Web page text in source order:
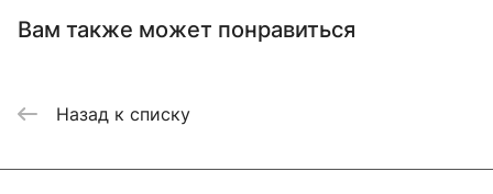
Вам также может понравиться
Назад к списку